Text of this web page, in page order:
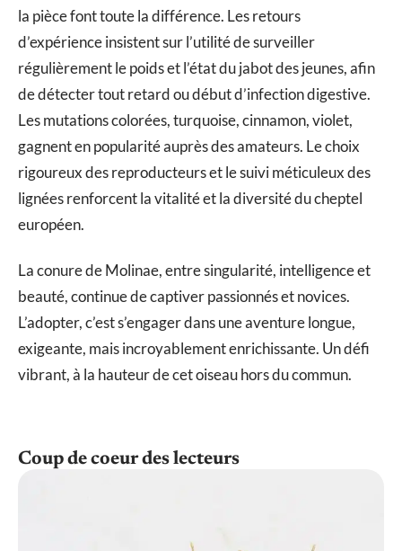
la pièce font toute la différence. Les retours
d’expérience insistent sur l’utilité de surveiller
régulièrement le poids et l’état du jabot des jeunes, afin
de détecter tout retard ou début d’infection digestive.
Les mutations colorées, turquoise, cinnamon, violet,
gagnent en popularité auprès des amateurs. Le choix
rigoureux des reproducteurs et le suivi méticuleux des
lignées renforcent la vitalité et la diversité du cheptel
européen.
La conure de Molinae, entre singularité, intelligence et
beauté, continue de captiver passionnés et novices.
L’adopter, c’est s’engager dans une aventure longue,
exigeante, mais incroyablement enrichissante. Un défi
vibrant, à la hauteur de cet oiseau hors du commun.
Coup de coeur des lecteurs